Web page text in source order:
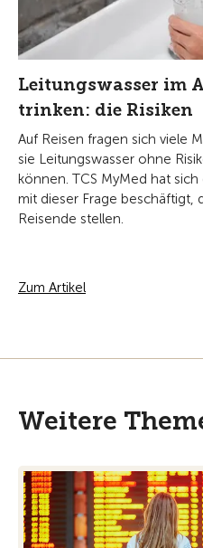
Leitungswasser im
trinken: die Risiken
Auf Reisen fragen sich viele
sie Leitungswasser ohne
können. TCS MyMed hat
mit dieser Frage beschäftigt,
Reisende stellen.
Zum Artikel
Weitere